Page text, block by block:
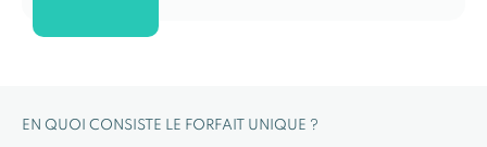
EN QUOI CONSISTE LE FORFAIT UNIQUE ?